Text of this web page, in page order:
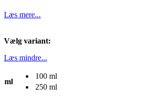
Læs mere...
Vælg variant:
Læs mindre...
ml
100 ml
250 ml